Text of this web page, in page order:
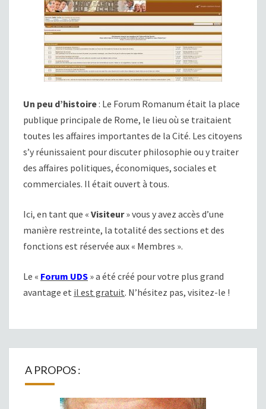
Un peu d’histoire: Le Forum Romanum était la place
publique principale de Rome, le lieu où se traitaient
toutes les affaires importantes de la Cité. Les citoyens
s’y réunissaient pour discuter philosophie ou y traiter
des affaires politiques, économiques, sociales et
commerciales. Il était ouvert à tous.
Ici, en tant que « Visiteur» vous y avez accès d’une
manière restreinte, la totalité des sections et des
fonctions est réservée aux « Membres ».
Le « Forum UDS » a été créé pour votre plus grand
avantage et il est gratuit. N’hésitez pas, visitez-le !
A PROPOS :